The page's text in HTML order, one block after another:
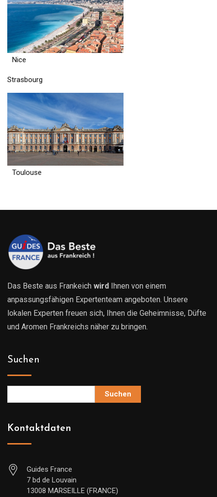
Nice
Strasbourg
Toulouse
Das Beste aus Frankeich wird Ihnen von einem
anpassungsfähigen Expertenteam angeboten. Unsere
lokalen Experten freuen sich, Ihnen die Geheimnisse, Düfte
und Aromen Frankreichs näher zu bringen.
Suchen
Suchen
Kontaktdaten
Guides France
7 bd de Louvain
13008 MARSEILLE (FRANCE)